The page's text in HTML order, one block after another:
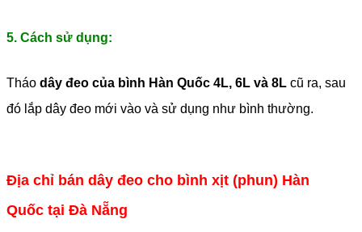
5. Cách sử dụng:
Tháo dây đeo của bình Hàn Quốc 4L, 6L và 8L cũ ra, sau
đó lắp dây đeo mới vào và sử dụng như bình thường.
Địa chỉ bán dây đeo cho bình xịt (phun) Hàn
Quốc tại Đà Nẵng